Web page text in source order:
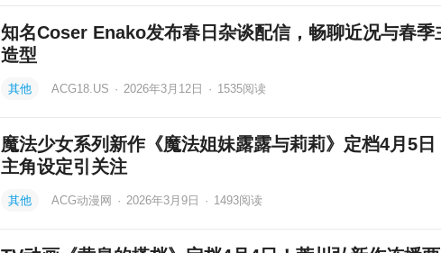
知名Coser Enako发布春日杂谈配信，畅聊近况与春季
造型
其他 ACG18.US · 2026年3月12日 · 1535阅读
魔法少女系列新作《魔法姐妹露露与莉莉》定档4月5日
主角设定引关注
其他 ACG动漫网 · 2026年3月9日 · 1493阅读